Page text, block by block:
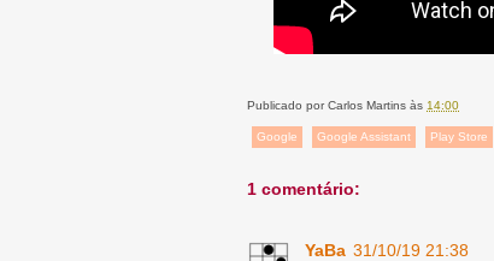
Publicado porCarlos Martins às 14:00
Google Google Assistant Play Store
1 comentário:
YaBa 31/10/19 21:38